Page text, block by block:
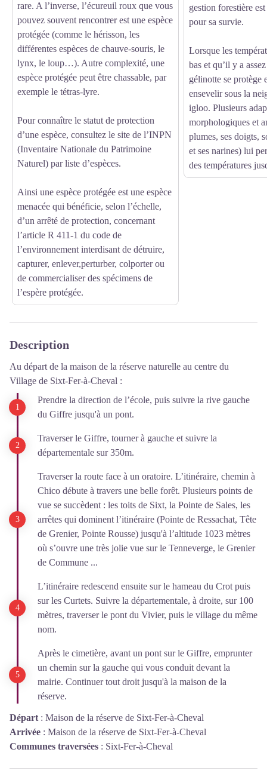
rare. A l’inverse, l’écureuil roux que vous
pouvez souvent rencontrer est une espèce
protégée (comme le hérisson, les
différentes espèces de chauve-souris, le
lynx, le loup…). Autre complexité, une
espèce protégée peut être chassable, par
exemple le tétras-lyre.
Pour connaître le statut de protection
d’une espèce, consultez le site de l’INPN
(Inventaire Nationale du Patrimoine
Naturel) par liste d’espèces.
Ainsi une espèce protégée est une espèce
menacée qui bénéficie, selon l’échelle,
d’un arrêté de protection, concernant
l’article R 411‐1 du code de
l’environnement interdisant de détruire,
capturer, enlever,perturber, colporter ou
de commercialiser des spécimens de
l’espère protégée.
gestion forestière
pour sa survie.
Lorsque les
bas et qu’il y a
gélinotte se protège
ensevelir sous la
igloo. Plusieurs
morphologiques et
plumes, ses doigts,
et ses narines) lui
des températures
Description
Au départ de la maison de la réserve naturelle au centre du
Village de Sixt-Fer-à-Cheval :
Prendre la direction de l’école, puis suivre la rive gauche
du Giffre jusqu'à un pont.
Traverser le Giffre, tourner à gauche et suivre la
départementale sur 350m.
Traverser la route face à un oratoire. L’itinéraire, chemin à
Chico débute à travers une belle forêt. Plusieurs points de
vue se succèdent : les toits de Sixt, la Pointe de Sales, les
arrêtes qui dominent l’itinéraire (Pointe de Ressachat, Tête
de Grenier, Pointe Rousse) jusqu'à l’altitude 1023 mètres
où s’ouvre une très jolie vue sur le Tenneverge, le Grenier
de Commune ...
L’itinéraire redescend ensuite sur le hameau du Crot puis
sur les Curtets. Suivre la départementale, à droite, sur 100
mètres, traverser le pont du Vivier, puis le village du même
nom.
Après le cimetière, avant un pont sur le Giffre, emprunter
un chemin sur la gauche qui vous conduit devant la
mairie. Continuer tout droit jusqu'à la maison de la
réserve.
Départ : Maison de la réserve de Sixt-Fer-à-Cheval
Arrivée : Maison de la réserve de Sixt-Fer-à-Cheval
Communes traversées : Sixt-Fer-à-Cheval